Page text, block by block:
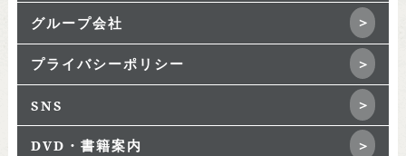
グループ会社
プライバシーポリシー
SNS
DVD・書籍案内